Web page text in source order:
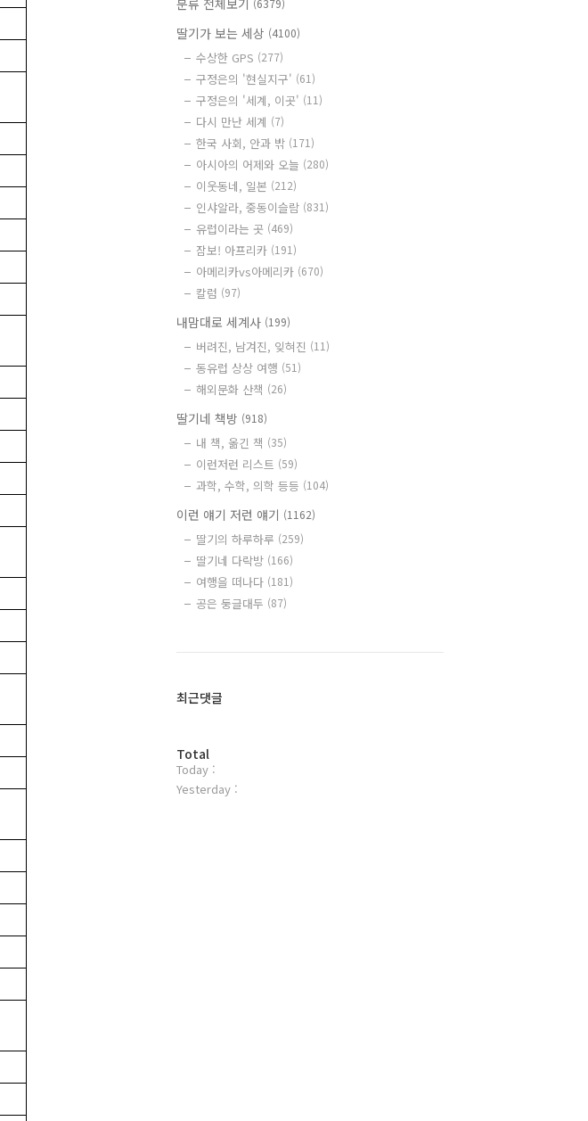
분류 전체보기 (6379)
딸기가 보는 세상 (4100)
수상한 GPS (277)
구정은의 '현실지구' (61)
구정은의 '세계, 이곳' (11)
다시 만난 세계 (7)
한국 사회, 안과 밖 (171)
아시아의 어제와 오늘 (280)
이웃동네, 일본 (212)
인샤알라, 중동이슬람 (831)
유럽이라는 곳 (469)
잠보! 아프리카 (191)
아메리카vs아메리카 (670)
칼럼 (97)
내맘대로 세계사 (199)
버려진, 남겨진, 잊혀진 (11)
동유럽 상상 여행 (51)
해외문화 산책 (26)
딸기네 책방 (918)
내 책, 옮긴 책 (35)
이런저런 리스트 (59)
과학, 수학, 의학 등등 (104)
이런 얘기 저런 얘기 (1162)
딸기의 하루하루 (259)
딸기네 다락방 (166)
여행을 떠나다 (181)
공은 둥글대두 (87)
최근댓글
방
문
자
Total
Today :
Yesterday :